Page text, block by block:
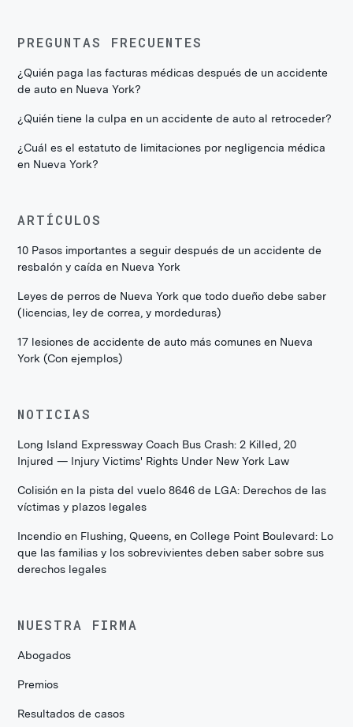
PREGUNTAS FRECUENTES
¿Quién paga las facturas médicas después de un accidente
de auto en Nueva York?
¿Quién tiene la culpa en un accidente de auto al retroceder?
¿Cuál es el estatuto de limitaciones por negligencia médica
en Nueva York?
ARTÍCULOS
10 Pasos importantes a seguir después de un accidente de
resbalón y caída en Nueva York
Leyes de perros de Nueva York que todo dueño debe saber
(licencias, ley de correa, y mordeduras)
17 lesiones de accidente de auto más comunes en Nueva
York (Con ejemplos)
NOTICIAS
Long Island Expressway Coach Bus Crash: 2 Killed, 20
Injured — Injury Victims' Rights Under New York Law
Colisión en la pista del vuelo 8646 de LGA: Derechos de las
víctimas y plazos legales
Incendio en Flushing, Queens, en College Point Boulevard: Lo
que las familias y los sobrevivientes deben saber sobre sus
derechos legales
NUESTRA FIRMA
Abogados
Premios
Resultados de casos